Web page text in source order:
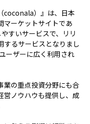
coconala）』は、日本
マーケットサイトであ
すいサービスで、リリ
するサービスとなりまし
ーザーに広く利用され
の重点投資分野にも合
営ノウハウも提供し、成